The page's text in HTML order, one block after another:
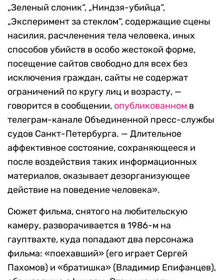
„Зеленый слоник“, „Ниндзя-убийца“,
„Эксперимент за стеклом“, содержащие сцены
насилия, расчленения тела человека, иных
способов убийств в особо жестокой форме,
посещение сайтов свободно для всех без
исключения граждан, сайты не содержат
ограничений по кругу лиц и возрасту, —
говорится в сообщении, опубликованном в
телеграм-канале Объединенной пресс-службы
судов Санкт-Петербурга. — Длительное
аффективное состояние, сохраняющееся и
после воздействия таких информационных
материалов, оказывает дезорганизующее
действие на поведение человека».
Сюжет фильма, снятого на любительскую
камеру, разворачивается в 1986-м на
гауптвахте, куда попадают два персонажа
фильма: «поехавший» (его играет Сергей
Пахомов) и «братишка» (Владимир Епифанцев),